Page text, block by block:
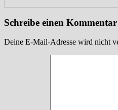
Schreibe einen Kommentar
Deine E-Mail-Adresse wird nicht